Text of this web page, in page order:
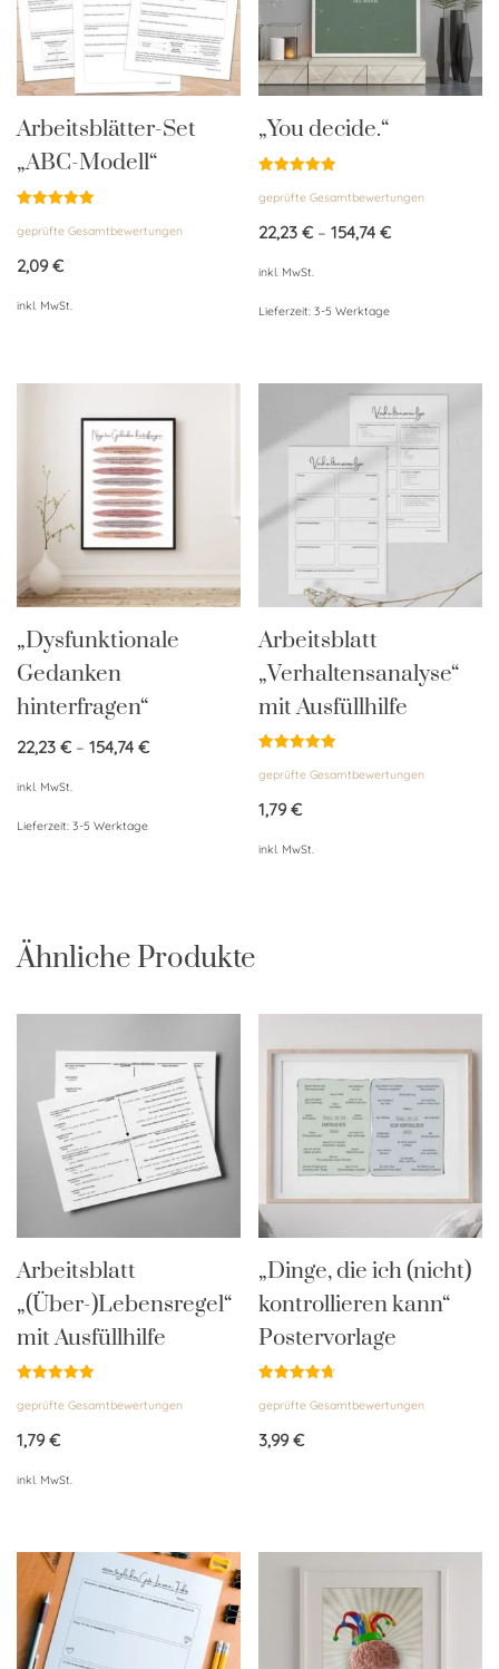
Arbeitsblätter-Set
„ABC-Modell“
mit
von 5
geprüfte Gesamtbewertungen
2,09€
inkl. MwSt.
„You decide.“
mit
von 5
geprüfte Gesamtbewertungen
22,23€ –154,74€
inkl. MwSt.
Lieferzeit:3-5 Werktage
„Dysfunktionale
Gedanken
hinterfragen“
22,23 € – 154,74 €
inkl. MwSt.
Lieferzeit: 3-5 Werktage
Arbeitsblatt
„Verhaltensanalyse“
mit Ausfüllhilfe
mit
von 5
geprüfte Gesamtbewertungen
1,79€
inkl. MwSt.
Ähnliche Produkte
Arbeitsblatt
„(Über-)Lebensregel“
mit Ausfüllhilfe
mit
von 5
geprüfte Gesamtbewertungen
1,79€
inkl. MwSt.
„Dinge, die ich (nicht)
kontrollieren kann“
Postervorlage
mit
von 5
geprüfte Gesamtbewertungen
3,99€